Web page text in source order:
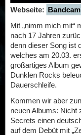
Webseite:
Mit „nimm mich mit“
nach 17 Jahren
denn dieser Song ist
welches am 20.03.
großartiges Album
Dunklen Rocks
Dauerschleife.
Kommen wir aber
neuen Albums: Nicht
Secrets einen
auf dem Debüt mit